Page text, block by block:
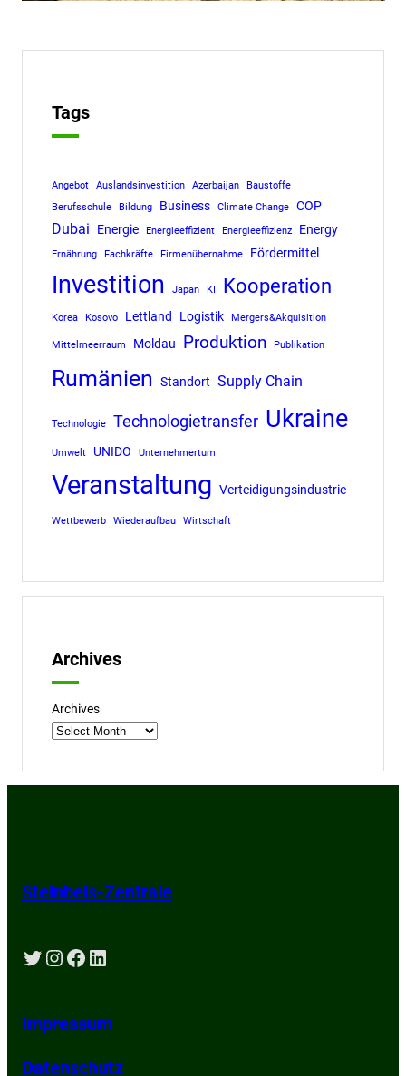
Tags
Angebot Auslandsinvestition Azerbaijan
Baustoffe
Berufsschule
Bildung Business Climate Change COP
Dubai Energie Energieeffizient Energieeffizienz Energy
Ernährung Fachkräfte Firmenübernahme Fördermittel
Investition Japan KI Kooperation
Korea Kosovo Lettland Logistik Mergers&Akquisition
Mittelmeerraum Moldau Produktion Publikation
Rumänien Standort Supply Chain
Technologie Technologietransfer Ukraine
Umwelt UNIDO Unternehmertum
Veranstaltung Verteidigungsindustrie
Wettbewerb Wiederaufbau Wirtschaft
Archives
Archives
Steinbeis-Zentrale
Twitter Instagram Facebook LinkedIn
Impressum
Datenschutz